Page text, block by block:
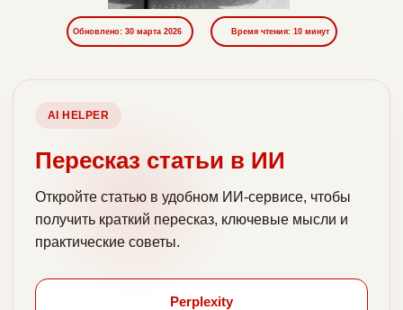
Обновлено: 30 марта 2026 Время чтения: 10 минут
AI HELPER
Пересказ статьи в ИИ
Откройте статью в удобном ИИ-сервисе, чтобы
получить краткий пересказ, ключевые мысли и
практические советы.
Perplexity